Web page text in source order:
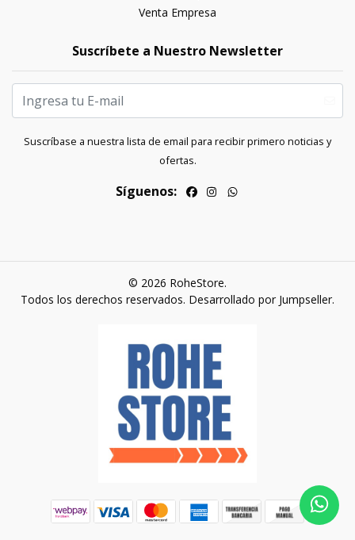
Venta Empresa
Suscríbete a Nuestro Newsletter
Suscríbase a nuestra lista de email para recibir primero noticias y
ofertas.
Síguenos:
© 2026 RoheStore.
Todos los derechos reservados. Desarrollado por Jumpseller.